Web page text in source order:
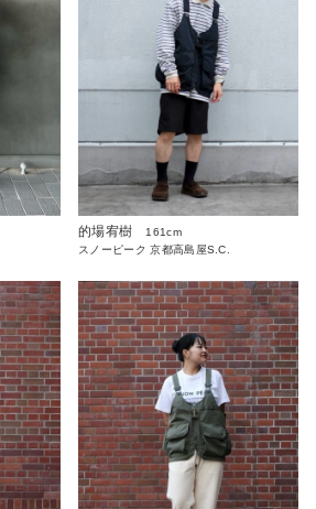
的場宥樹
161cm
スノーピーク 京都高島屋S.C.